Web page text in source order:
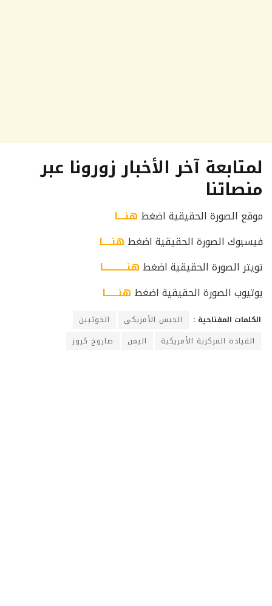
لمتابعة آخر الأخبار زورونا عبر
منصاتنا
موقع الصورة الحقيقية اضغط هنــــا
فيسبوك الصورة الحقيقية اضغط هنـــــا
تويتر الصورة الحقيقية اضغط هنـــــــــــــا
يوتيوب الصورة الحقيقية اضغط هنـــــــا
الكلمات المفتاحية : الجيش الأمريكي
الحوثيين
القيادة المركزية الأمريكية
اليمن صاروخ كروز